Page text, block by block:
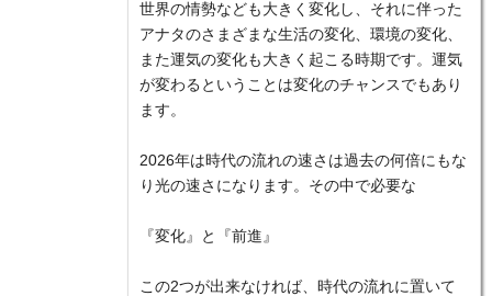
世界の情勢なども大きく変化し、それに伴った
アナタのさまざまな生活の変化、環境の変化、
また運気の変化も大きく起こる時期です。運気
が変わるということは変化のチャンスでもあり
ます。
2026年は時代の流れの速さは過去の何倍にもな
り光の速さになります。その中で必要な
『変化』と『前進』
この2つが出来なければ、時代の流れに置いて